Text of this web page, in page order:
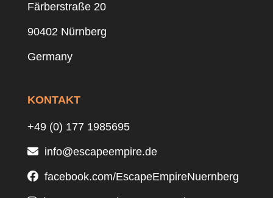
Färberstraße 20
90402 Nürnberg
Germany
KONTAKT
+49 (0) 177 1985695
info@escapeempire.de
facebook.com/EscapeEmpireNuernberg